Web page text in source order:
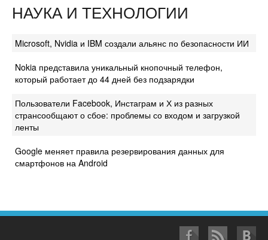
НАУКА И ТЕХНОЛОГИИ
Microsoft, Nvidia и IBM создали альянс по безопасности ИИ
Nokia представила уникальный кнопочный телефон,
который работает до 44 дней без подзарядки
Пользователи Facebook, Инстаграм и Х из разных
странсообщают о сбое: проблемы со входом и загрузкой
ленты
Google меняет правила резервирования данных для
смартфонов на Android